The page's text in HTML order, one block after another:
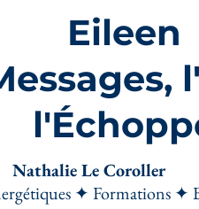
Eileen
Nathalie Le Coroller
✦ Formations